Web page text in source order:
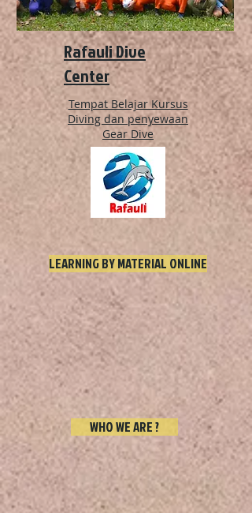
Rafauli Dive
Center
Tempat Belajar Kursus
Diving dan penyewaan
Gear Dive
LEARNING BY MATERIAL ONLINE
WHO WE ARE ?